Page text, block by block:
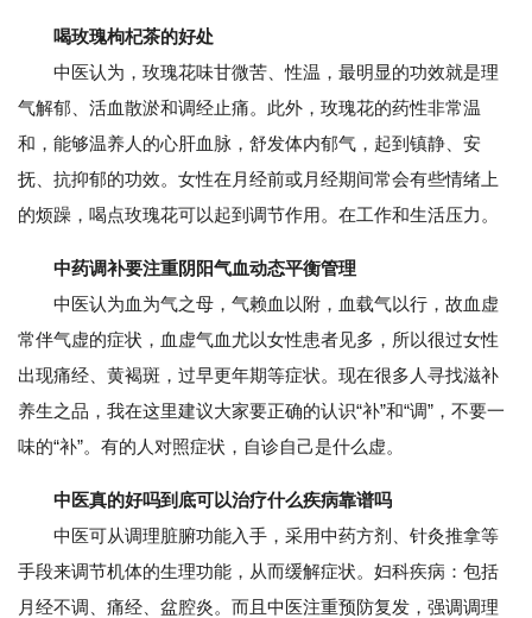
喝玫瑰枸杞茶的好处
中医认为，玫瑰花味甘微苦、性温，最明显的功效就是理
气解郁、活血散淤和调经止痛。此外，玫瑰花的药性非常温
和，能够温养人的心肝血脉，舒发体内郁气，起到镇静、安
抚、抗抑郁的功效。女性在月经前或月经期间常会有些情绪上
的烦躁，喝点玫瑰花可以起到调节作用。在工作和生活压力。
中药调补要注重阴阳气血动态平衡管理
中医认为血为气之母，气赖血以附，血载气以行，故血虚
常伴气虚的症状，血虚气血尤以女性患者见多，所以很过女性
出现痛经、黄褐斑，过早更年期等症状。现在很多人寻找滋补
养生之品，我在这里建议大家要正确的认识“补”和“调”，不要一
味的“补”。有的人对照症状，自诊自己是什么虚。
中医真的好吗到底可以治疗什么疾病靠谱吗
中医可从调理脏腑功能入手，采用中药方剂、针灸推拿等
手段来调节机体的生理功能，从而缓解症状。妇科疾病：包括
月经不调、痛经、盆腔炎。而且中医注重预防复发，强调调理